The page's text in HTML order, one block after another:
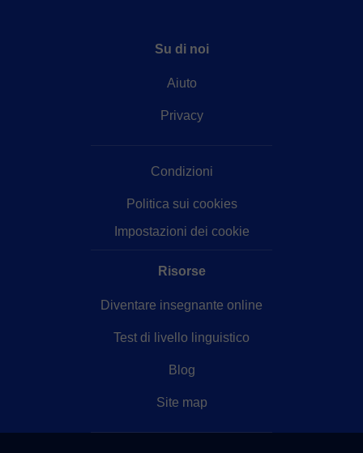
Su di noi
Aiuto
Privacy
Condizioni
Politica sui cookies
Impostazioni dei cookie
Risorse
Diventare insegnante online
Test di livello linguistico
Blog
Site map